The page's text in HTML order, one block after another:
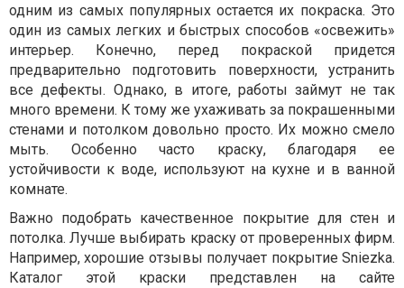
одним из самых популярных остается их покраска. Это
один из самых легких и быстрых способов «освежить»
интерьер. Конечно, перед покраской придется
предварительно подготовить поверхности, устранить
все дефекты. Однако, в итоге, работы займут не так
много времени. К тому же ухаживать за покрашенными
стенами и потолком довольно просто. Их можно смело
мыть. Особенно часто краску, благодаря ее
устойчивости к воде, используют на кухне и в ванной
комнате.
Важно подобрать качественное покрытие для стен и
потолка. Лучше выбирать краску от проверенных фирм.
Например, хорошие отзывы получает покрытие Sniezka.
Каталог этой краски представлен на сайте